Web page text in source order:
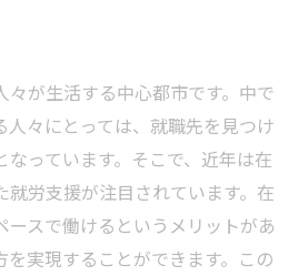
々が生活する中心都市です。中で
人々にとっては、就職先を見つけ
なっています。そこで、近年は在
就労支援が注目されています。在
ースで働けるというメリットがあ
を実現することができます。この